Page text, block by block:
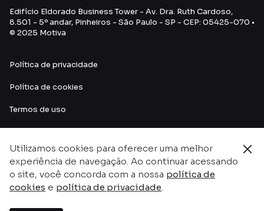
Utilizamos cookies para oferecer uma melhor
experiência de navegação. Ao continuar acessando
o site, você concorda com a nossa política de
cookies e política de privacidade.
Edifício Eldorado Business Tower - Av. Dra. Ruth Cardoso,
8.501 - 5º andar, Pinheiros - São Paulo - SP - CEP: 05425-070 •
© 2025 Motiva
Política de privacidade
Política de cookies
Termos de uso